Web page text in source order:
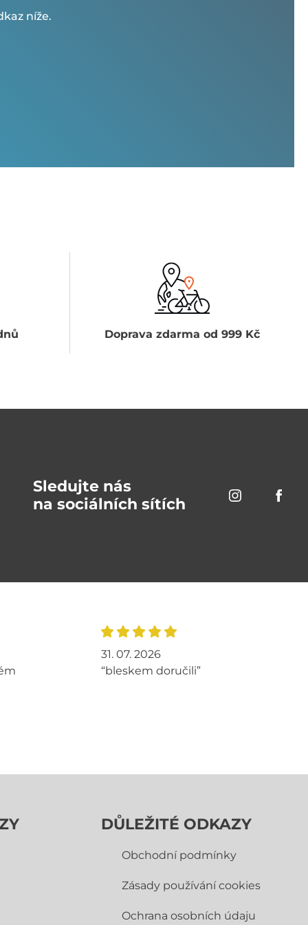
níže.
Doprava zdarma od 999 Kč
Sledujte nás
na sociálních sítích
31. 07. 2026
“bleskem doručili”
DŮLEŽITÉ ODKAZY
Obchodní­ podmínky
Zásady používání cookies
Ochrana osobních údaju